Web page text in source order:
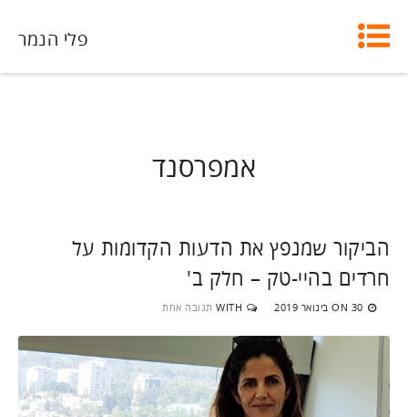
פלי הנמר
אמפרסנד
הביקור שמנפץ את הדעות הקדומות על
חרדים בהיי-טק – חלק ב'
ON 30 בינואר 2019 WITH תגובה אחת